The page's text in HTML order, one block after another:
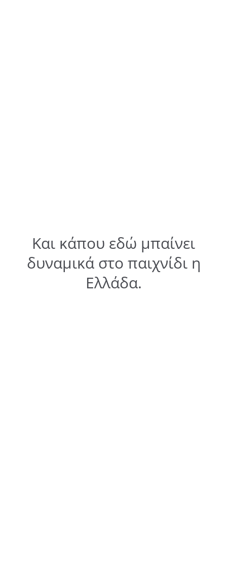
Και κάπου εδώ μπαίνει
δυναμικά στο παιχνίδι η
Ελλάδα.